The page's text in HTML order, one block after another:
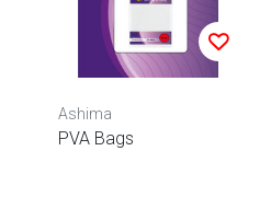
Ashima
PVA Bags